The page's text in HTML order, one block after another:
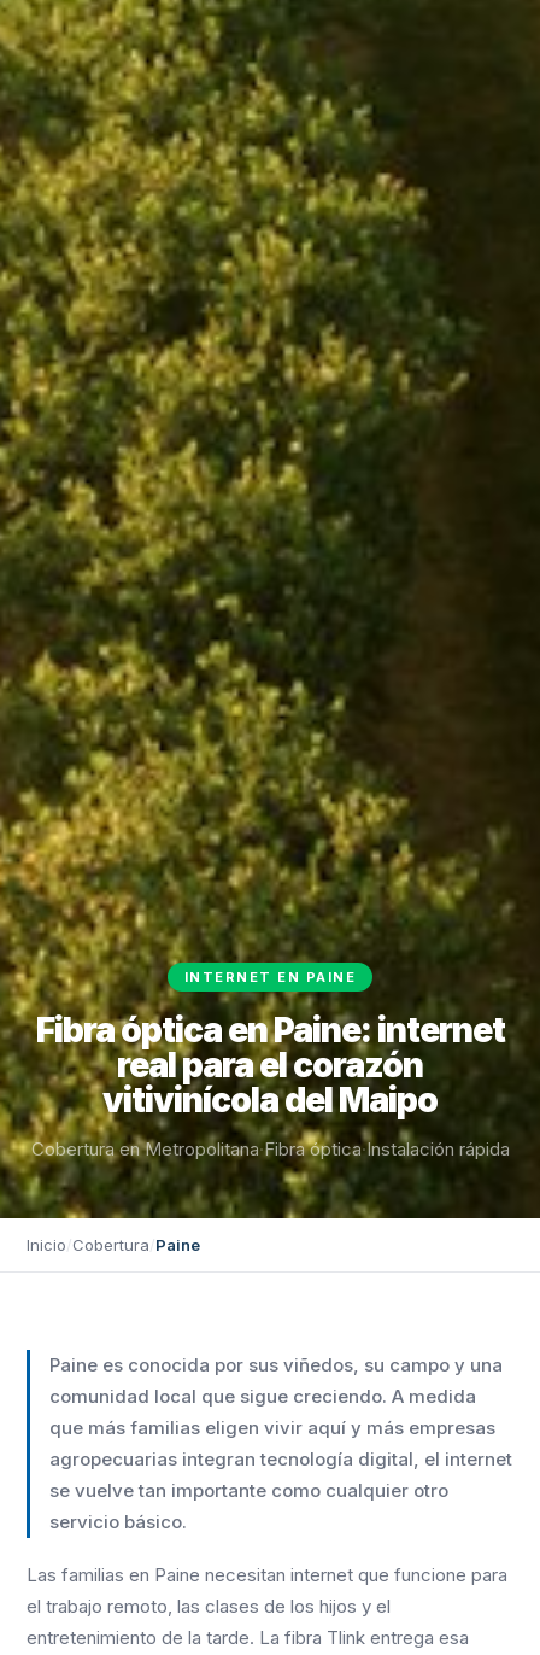
INTERNET EN PAINE
Fibra óptica en Paine: internet
real para el corazón
vitivinícola del Maipo
Cobertura en Metropolitana·Fibra óptica·Instalación rápida
Inicio/Cobertura/Paine
Paine es conocida por sus viñedos, su campo y una
comunidad local que sigue creciendo. A medida
que más familias eligen vivir aquí y más empresas
agropecuarias integran tecnología digital, el internet
se vuelve tan importante como cualquier otro
servicio básico.
Las familias en Paine necesitan internet que funcione para
el trabajo remoto, las clases de los hijos y el
entretenimiento de la tarde. La fibra Tlink entrega esa